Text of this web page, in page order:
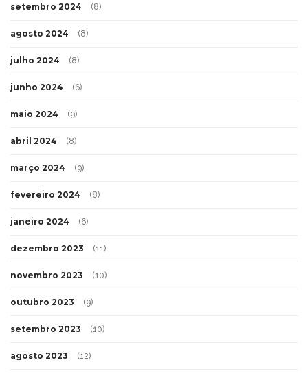
setembro 2024 (8)
agosto 2024 (8)
julho 2024 (8)
junho 2024 (6)
maio 2024 (9)
abril 2024 (8)
março 2024 (9)
fevereiro 2024 (8)
janeiro 2024 (6)
dezembro 2023 (11)
novembro 2023 (10)
outubro 2023 (9)
setembro 2023 (10)
agosto 2023 (12)